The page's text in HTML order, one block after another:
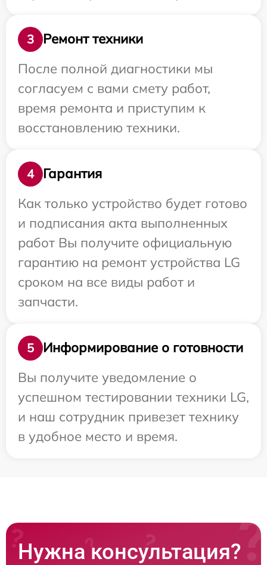
3
Ремонт техники
После полной диагностики мы
согласуем с вами смету работ,
время ремонта и приступим к
восстановлению техники.
4
Гарантия
Как только устройство будет готово
и подписания акта выполненных
работ Вы получите официальную
гарантию на ремонт устройства LG
сроком на все виды работ и
запчасти.
5
Информирование о готовности
Вы получите уведомление о
успешном тестировании техники LG,
и наш сотрудник привезет технику
в удобное место и время.
Нужна консультация?